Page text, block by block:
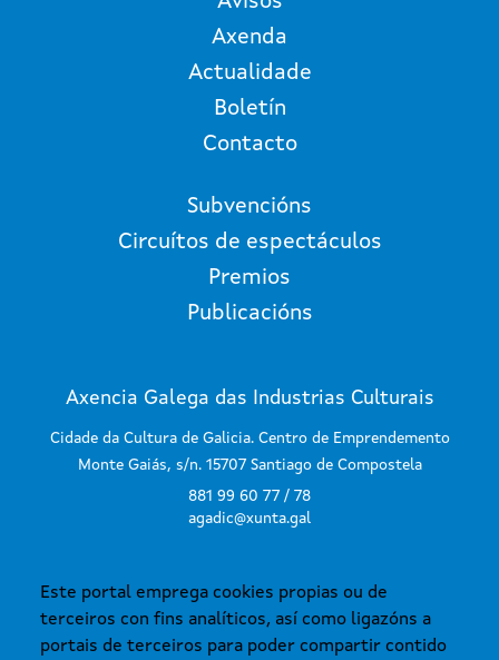
Este portal emprega cookies propias ou de
terceiros con fins analíticos, así como ligazóns a
portais de terceiros para poder compartir contido
Axenda
Actualidade
Boletín
Contacto
Subvencións
Circuítos de espectáculos
Premios
Publicacións
Axencia Galega das Industrias Culturais
Cidade da Cultura de Galicia. Centro de Emprendemento
Monte Gaiás, s/n. 15707 Santiago de Compostela
881 99 60 77 / 78
agadic@xunta.gal
SUBSCRÍBETE AO BOLETÍN